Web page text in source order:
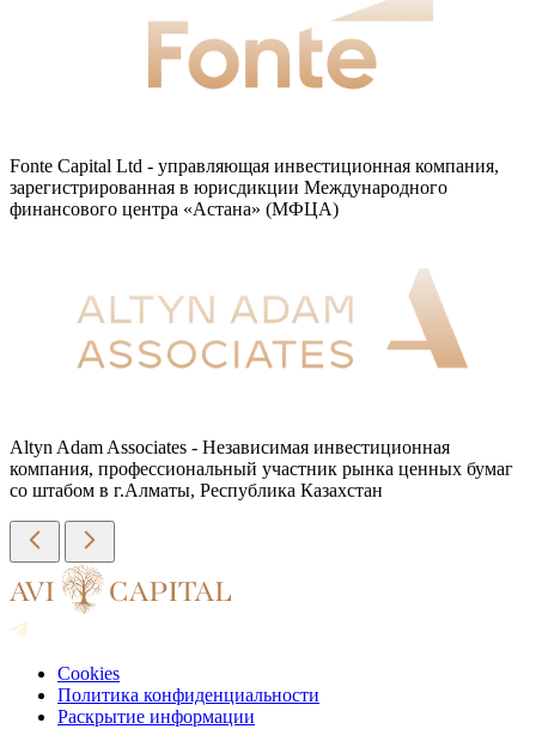
Fonte Capital Ltd - управляющая инвестиционная компания,
зарегистрированная в юрисдикции Международного
финансового центра «Астана» (МФЦА)
Altyn Adam Associates - Независимая инвестиционная
компания, профессиональный участник рынка ценных бумаг
со штабом в г.Алматы, Республика Казахстан
Cookies
Политика конфиденциальности
Раскрытие информации